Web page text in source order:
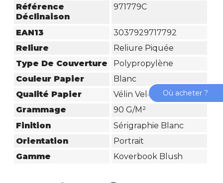
Référence
Déclinaison
971779C
EAN13
3037929717792
Reliure
Reliure Piquée
Type De Couverture
Polypropylène
Couleur Papier
Blanc
Qualité Papier
Vélin Velouté
Grammage
90 G/m²
Finition
Sérigraphie Blanc
Orientation
Portrait
Gamme
Koverbook Blush
Où acheter ?